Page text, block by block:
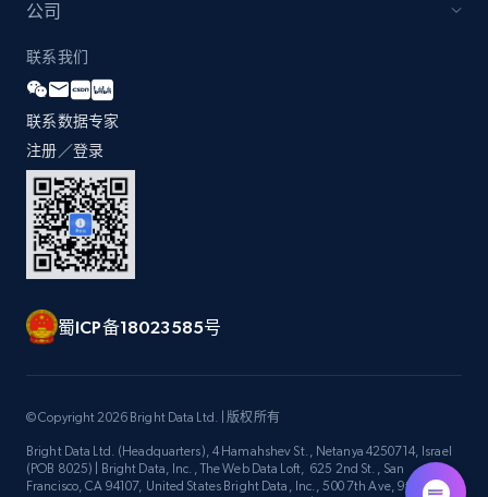
公司
联系我们
联系数据专家
注册／登录
蜀ICP备18023585号
© Copyright 2026 Bright Data Ltd. | 版权所有
Bright Data Ltd. (Headquarters), 4 Hamahshev St., Netanya 4250714, Israel
(POB 8025) | Bright Data, Inc., The Web Data Loft, 625 2nd St., San
Francisco, CA 94107, United States Bright Data, Inc., 500 7th Ave, 9th Floor